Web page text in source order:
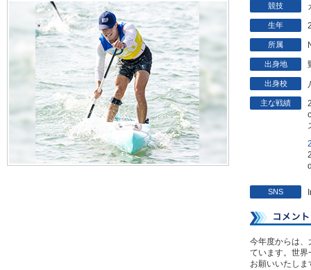
競技
生年
所属
出身地
出身校
主な戦績
SNS
今年度からは、
ています。世界
お願いいたしま